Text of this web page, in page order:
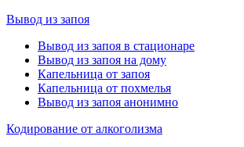
Вывод из запоя
Вывод из запоя в стационаре
Вывод из запоя на дому
Капельница от запоя
Капельница от похмелья
Вывод из запоя анонимно
Кодирование от алкоголизма